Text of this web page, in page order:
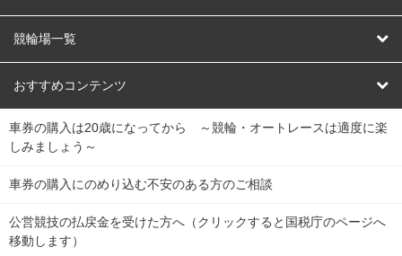
オートレース
競輪くじ
Dokanto!
チャリロトプラザ
レース予想
レース結果
キャリーオーバー一覧
競輪場一覧
北日本 函館競輪場
関
東
弥彦競輪場 前橋競輪場 取手競輪場 宇都宮競輪場
関
東
小田原競輪場
おすすめコンテンツ
競輪選手情報
Perfecta Navi
netkeirin
車券の購入は20歳になってから ～競輪・オートレースは適度に楽
しみましょう～
車券の購入にのめり込む不安のある方のご相談
公営競技の払戻金を受けた方へ（クリックすると国税庁のページへ
移動します）